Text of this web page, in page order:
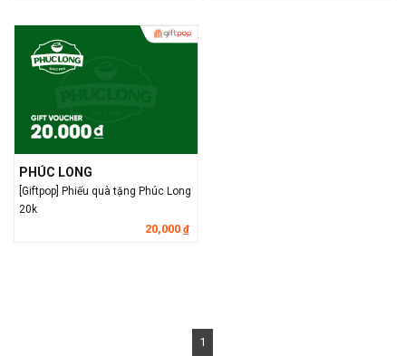
PHÚC LONG
[Giftpop] Phiếu quà tặng Phúc Long
20k
20,000 đ
1